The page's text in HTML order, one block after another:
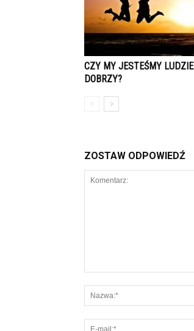
CZY MY JESTEŚMY LUDZIE
DOBRZY?
ZOSTAW ODPOWIEDŹ